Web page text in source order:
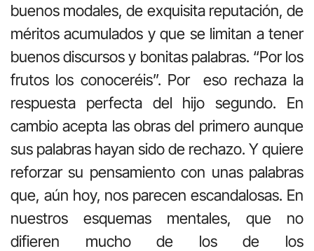
buenos modales, de exquisita reputación, de
méritos acumulados y que se limitan a tener
buenos discursos y bonitas palabras. “Por los
frutos los conoceréis”. Por eso rechaza la
respuesta perfecta del hijo segundo. En
cambio acepta las obras del primero aunque
sus palabras hayan sido de rechazo. Y quiere
reforzar su pensamiento con unas palabras
que, aún hoy, nos parecen escandalosas. En
nuestros esquemas mentales, que no
difieren mucho de los de los